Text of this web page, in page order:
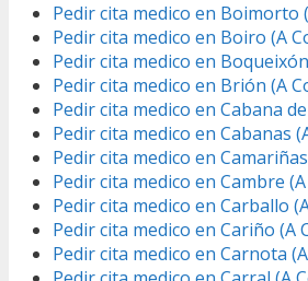
Pedir cita medico en Boimorto
Pedir cita medico en Boiro (A
Pedir cita medico en
Pedir cita medico en Brión (A
Pedir cita medico en Cabana
Pedir cita medico en Cabanas
Pedir cita medico en
Pedir cita medico en Cambre
Pedir cita medico en Carballo
Pedir cita medico en Cariño (A
Pedir cita medico en Carnota